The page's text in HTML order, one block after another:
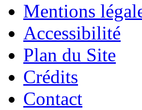
Mentions
Accessibilité
Plan du Site
Crédits
Contact